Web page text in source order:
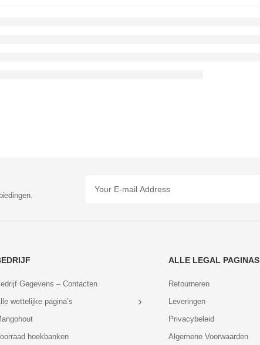
Gegevens – Contacten
wettelijke pagina’s
hoekbanken
ALLE LEGAL PAGINAS
Retourneren
Leveringen
Privacybeleid
Algemene Voorwaarden